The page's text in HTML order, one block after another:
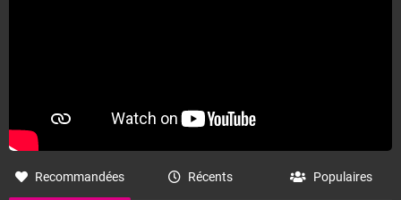
Recommandées Récents Populaires